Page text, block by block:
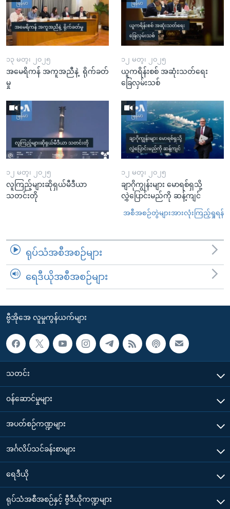
၁၃ မတ္၊ ၂၀၂၅
အမေရိကန် အကူအညီနဲ့ ရိုက်ခတ်
မှု
၁၂ မတ္၊ ၂၀၂၅
ယူကရိန်းစစ် အဆုံးသတ်ရေး
ခြေလှမ်းသစ်
၁၂ မတ္၊ ၂၀၂၅
လူကြည့်များဆိုရှယ်မီဒီယာ
သတင်းတို
၁၂ မတ္၊ ၂၀၂၅
ချာဂိုကျွန်းများ မောရစ်ရှသို့
လွှဲပြောင်းမည်ကို ဆန့်ကျင်
အစီအစဉ်တွဲများအားလုံးကြည့်ရှုရန်
ရုပ်သံအစီအစဉ်များ
ရေဒီယိုအစီအစဉ်များ
ဗွီအိုအေ လူမှုကွန်ယက်များ
သတင်း
၀န်ဆောင်မှုများ
အပတ်စဉ်ကဏ္ဍများ
အင်္ဂလိပ်သင်ခန်းစာများ
ရေဒီယို
ရုပ်သံအစီအစဉ်နှင့် ဗွီဒီယိုကဏ္ဍများ